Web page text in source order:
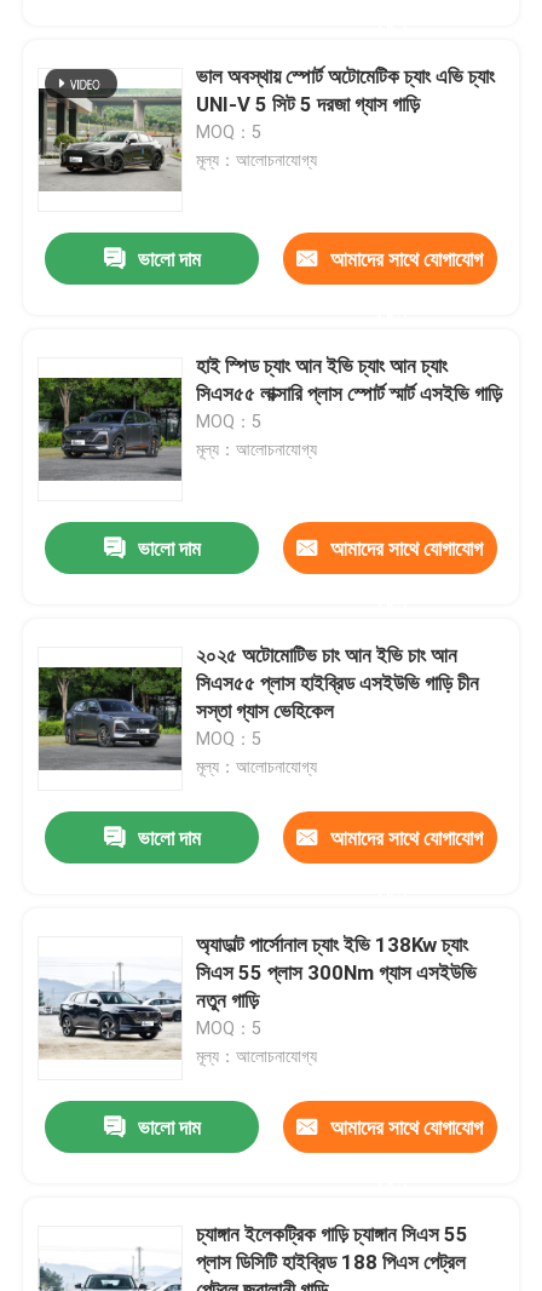
পণ্য
আমাদের সম্পর্কে
কারখানা ভ্রমণ
আমাদের সাথে যোগাযোগ করুন
খবর
উদ্ধৃতির জন্য আবেদন
পেট্রোলের গাড়ি
ভাল অবস্থায় স্পোর্ট অটোমেটিক চ্যাং এভি চ্যাং
UNI-V 5 সিট 5 দরজা গ্যাস গাড়ি
MOQ：5
মূল্য：আলোচনাযোগ্য
ভালো দাম আমাদের সাথে যোগাযোগ
হাই স্পিড চ্যাং আন ইভি চ্যাং আন চ্যাং
সিএস৫৫ লাক্সারি প্লাস স্পোর্ট স্মার্ট এসইভি গাড়ি
MOQ：5
মূল্য：আলোচনাযোগ্য
ভালো দাম আমাদের সাথে যোগাযোগ
২০২৫ অটোমোটিভ চাং আন ইভি চাং আন
সিএস৫৫ প্লাস হাইব্রিড এসইউভি গাড়ি চীন
সস্তা গ্যাস ভেহিকেল
MOQ：5
মূল্য：আলোচনাযোগ্য
ভালো দাম আমাদের সাথে যোগাযোগ
অ্যাডাল্ট পার্সোনাল চ্যাং ইভি 138Kw চ্যাং
সিএস 55 প্লাস 300Nm গ্যাস এসইউভি
নতুন গাড়ি
MOQ：5
মূল্য：আলোচনাযোগ্য
ভালো দাম আমাদের সাথে যোগাযোগ
চ্যাঙ্গান ইলেকট্রিক গাড়ি চ্যাঙ্গান সিএস 55
প্লাস ডিসিটি হাইব্রিড 188 পিএস পেট্রল